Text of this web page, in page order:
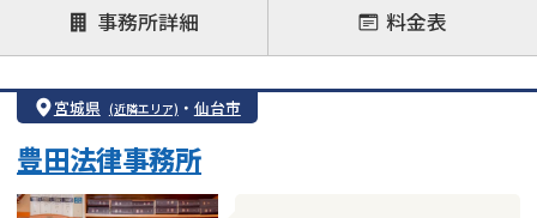
借金返済相談・交渉
自己破産
任意整理
個人再生
時効援用
会社破産・法人破産
カードローン
事務所詳細 料金表
宮城県 (近隣エリア) ・ 仙台市
豊田法律事務所